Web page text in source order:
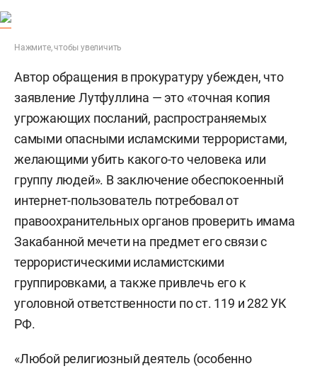
Нажмите, чтобы увеличить
Автор обращения в прокуратуру убежден, что
заявление Лутфуллина — это «точная копия
угрожающих посланий, распространяемых
самыми опасными исламскими террористами,
желающими убить какого-то человека или
группу людей». В заключение обеспокоенный
интернет-пользователь потребовал от
правоохранительных органов проверить имама
Закабанной мечети на предмет его связи с
террористическими исламистскими
группировками, а также привлечь его к
уголовной ответственности по ст. 119 и 282 УК
РФ.
«Любой религиозный деятель (особенно